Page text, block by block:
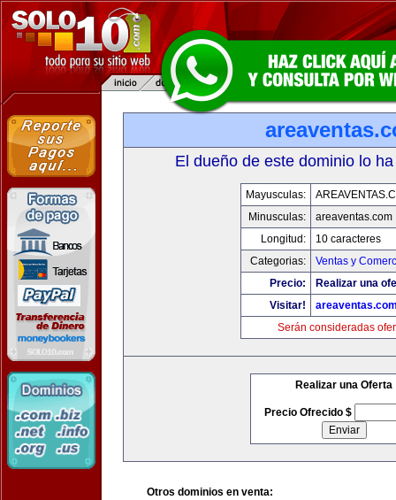
El dueño de este dominio lo
Mayusculas:
Minusculas:
areaventas.com
Longitud:
10 caracteres
Categorias:
Ventas y
Precio:
Realizar una
Visitar!
Serán consideradas
Realizar una Oferta
Precio Ofrecido $
Otros dominios en venta: